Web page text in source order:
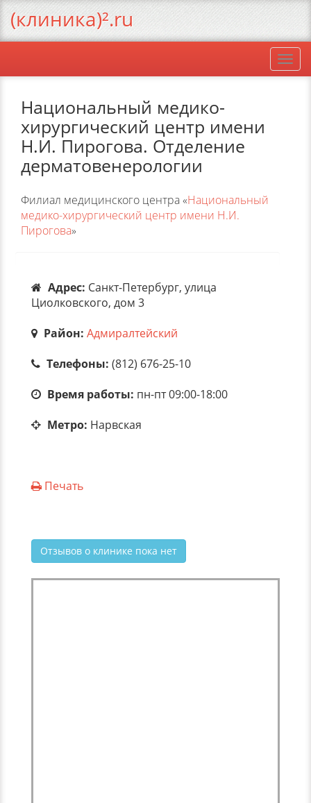
Национальный медико-
хирургический центр имени
Н.И. Пирогова. Отделение
дерматовенерологии
Филиал медицинского центра «Национальный
медико-хирургический центр имени Н.И.
Пирогова»
Адрес: Санкт-Петербург, улица
Циолковского, дом 3
Район: Адмиралтейский
Телефоны: (812) 676-25-10
Время работы: пн-пт 09:00-18:00
Метро: Нарвская
Печать
Отзывов о клинике пока нет
(клиника)².ru